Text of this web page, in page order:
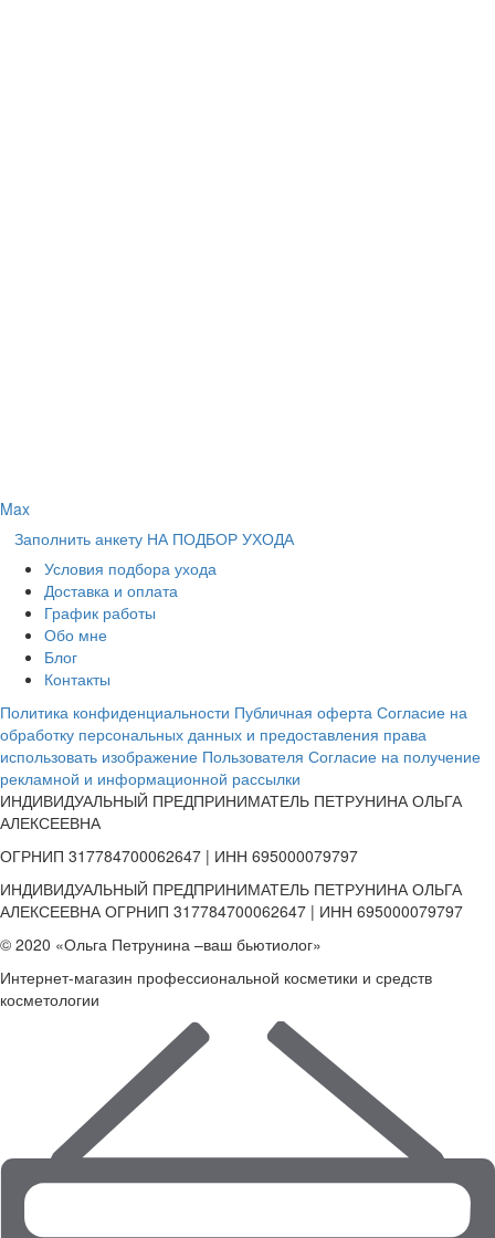
Max
Заполнить анкету НА ПОДБОР УХОДА
Условия подбора ухода
Доставка и оплата
График работы
Обо мне
Блог
Контакты
Политика конфиденциальности Публичная оферта Согласие на
обработку персональных данных и предоставления права
использовать изображение Пользователя Согласие на получение
рекламной и информационной рассылки
ИНДИВИДУАЛЬНЫЙ ПРЕДПРИНИМАТЕЛЬ ПЕТРУНИНА ОЛЬГА
АЛЕКСЕЕВНА
ОГРНИП 317784700062647 | ИНН 695000079797
ИНДИВИДУАЛЬНЫЙ ПРЕДПРИНИМАТЕЛЬ ПЕТРУНИНА ОЛЬГА
АЛЕКСЕЕВНА ОГРНИП 317784700062647 | ИНН 695000079797
© 2020 «Ольга Петрунина –ваш бьютиолог»
Интернет-магазин профессиональной косметики и средств
косметологии